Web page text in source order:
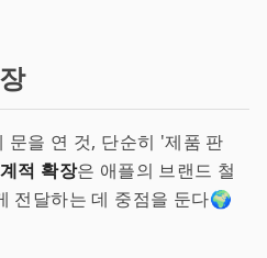
문을 연 것, 단순히 '제품 판
적 확장은 애플의 브랜드 철
전달하는 데 중점을 둔다🌍